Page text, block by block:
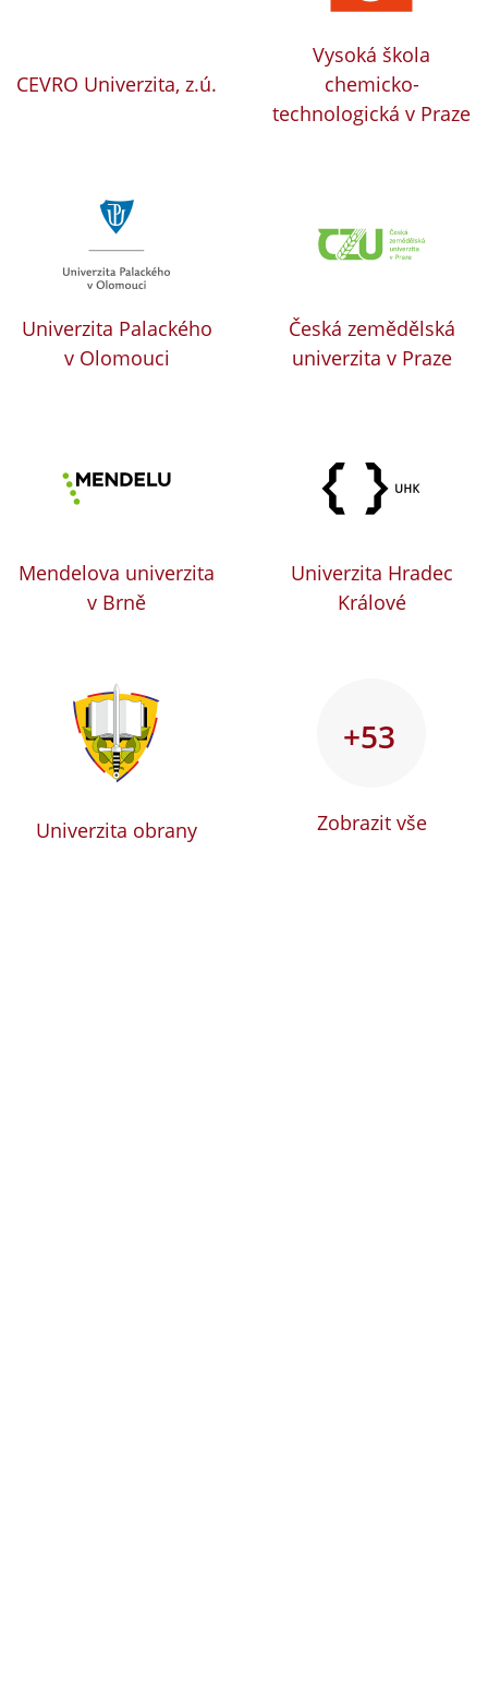
CEVRO Univerzita, z.ú.
Vysoká škola
chemicko-
technologická v Praze
Univerzita Palackého
v Olomouci
Česká zemědělská
univerzita v Praze
Mendelova univerzita
v Brně
Univerzita Hradec
Králové
Univerzita obrany
+53
Zobrazit vše